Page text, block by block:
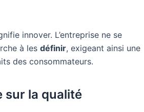
innover. L’entreprise ne se
à les définir, exigeant ainsi une
des consommateurs.
sur la qualité